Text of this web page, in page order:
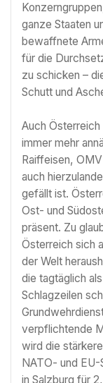
ganze Staaten
bewaffnete
für die
zu schicken –
Schutt und
Auch
immer mehr
Raiffeisen,
auch
gefällt ist.
Ost- und
präsent. Zu
Österreich sich
der Welt
die tagtäglich
Schlagzeilen
verpflichtende
wird die
NATO- und EU-
in Salzburg für